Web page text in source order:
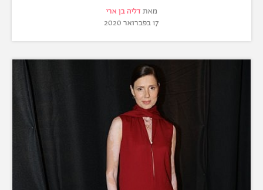
מאת דליה בן ארי
17 בפברואר 2020